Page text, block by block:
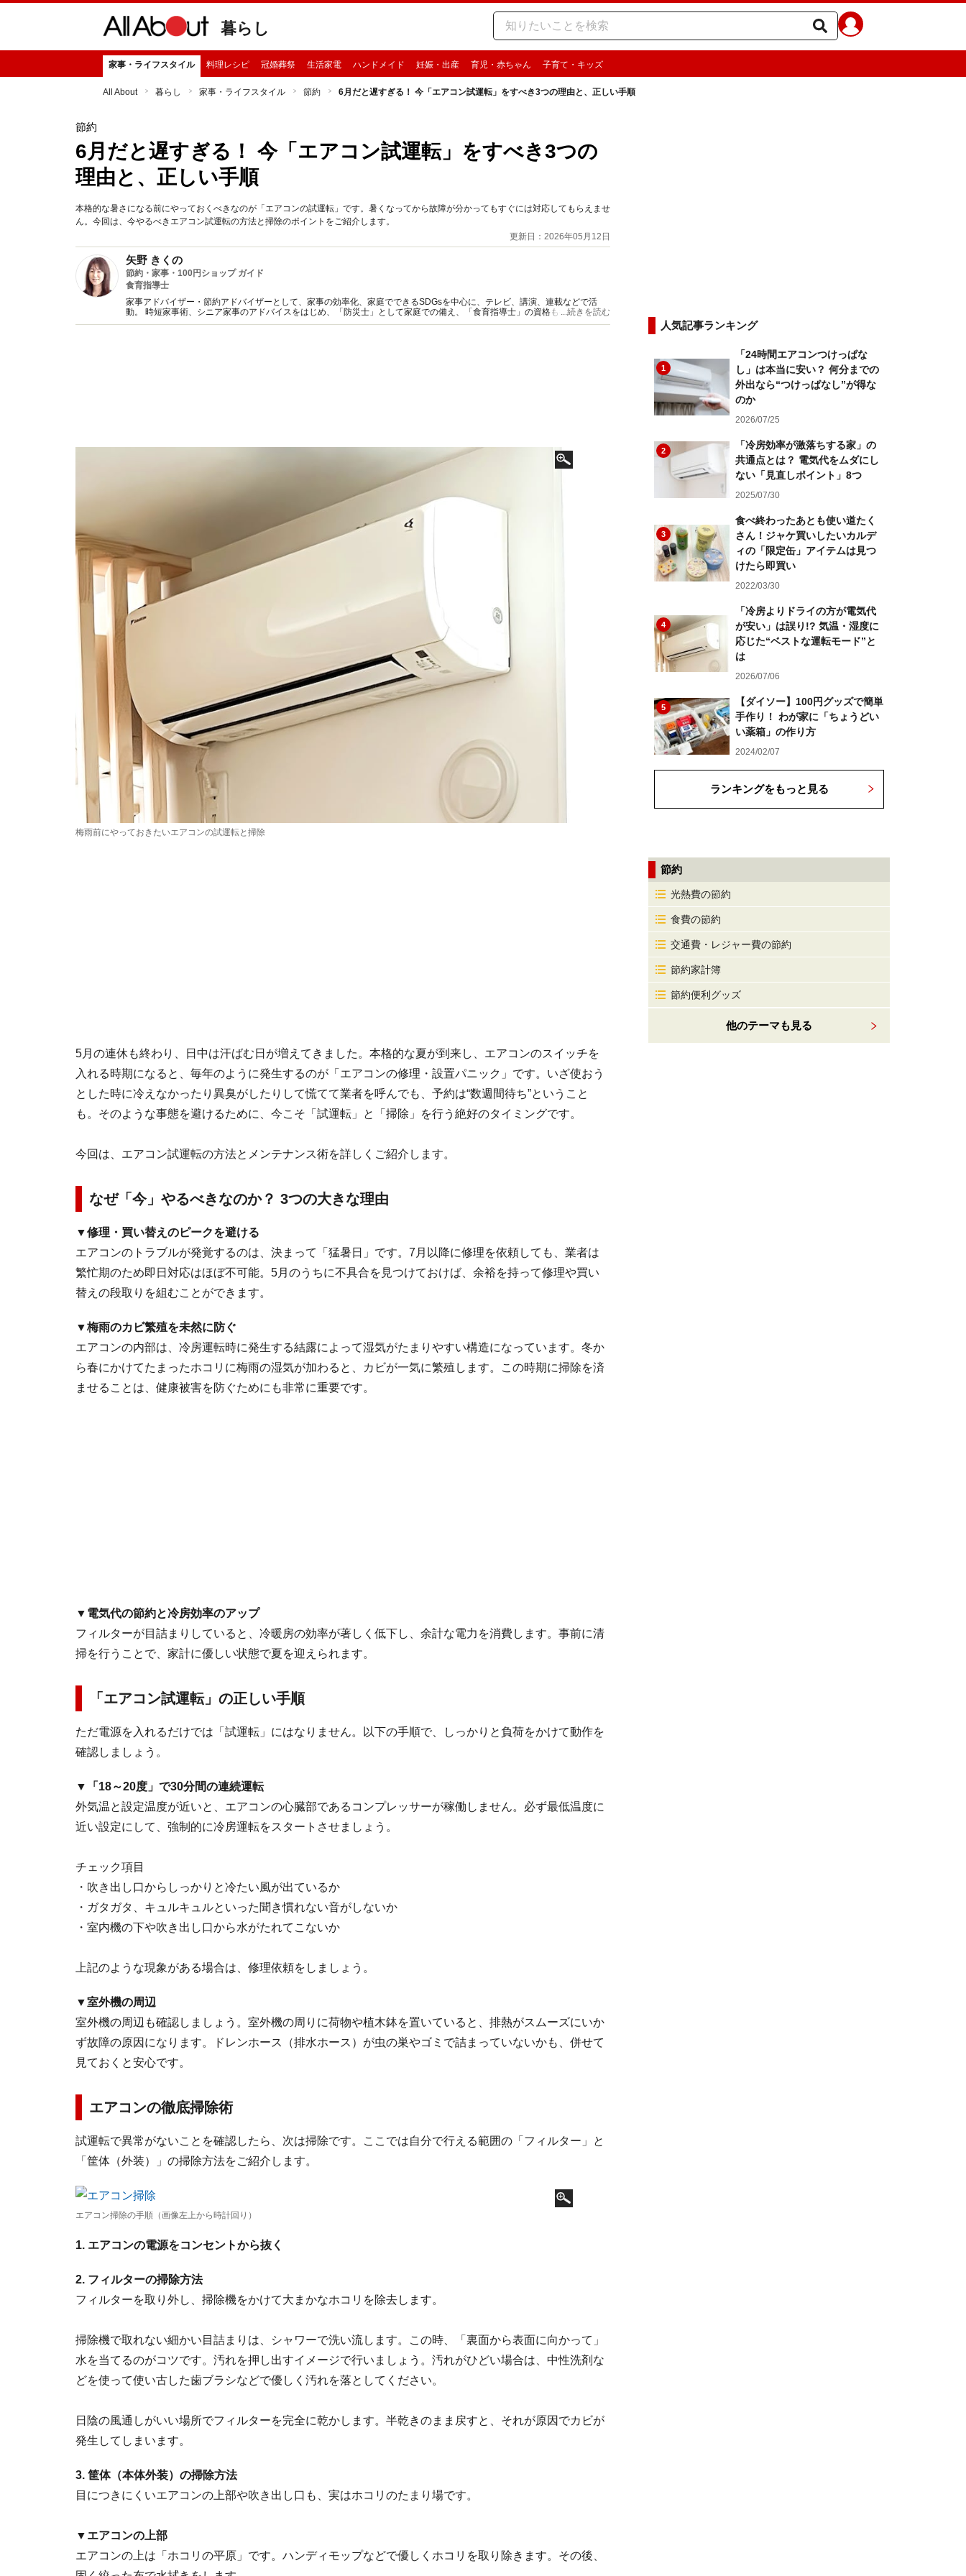
暮らし
家事・ライフスタイル 料理レシピ 冠婚葬祭 生活家電 ハンドメイド 妊娠・出産 育児・赤ちゃん 子育て・キッズ
All About 暮らし 家事・ライフスタイル 節約 6月だと遅すぎる！ 今「エアコン試運転」をすべき3つの理由と、正しい手順
節約
6月だと遅すぎる！ 今「エアコン試運転」をすべき3つの
理由と、正しい手順
本格的な暑さになる前にやっておくべきなのが「エアコンの試運転」です。暑くなってから故障が分かってもすぐには対応してもらえませ
ん。今回は、今やるべきエアコン試運転の方法と掃除のポイントをご紹介します。
更新日：2026年05月12日
矢野 きくの
節約・家事・100円ショップ ガイド
食育指導士
家事アドバイザー・節約アドバイザーとして、家事の効率化、家庭でできるSDGsを中心に、テレビ、講演、連載などで活
動。 時短家事術、シニア家事のアドバイスをはじめ、「防災士」として家庭での備え、「食育指導士」の資格も持ち食品ロ
ス削減をテーマにした講演など【著書】シンプルライフの節約リスト（講談社）他。
...続きを読む
梅雨前にやっておきたいエアコンの試運転と掃除
5月の連休も終わり、日中は汗ばむ日が増えてきました。本格的な夏が到来し、エアコンのスイッチを
入れる時期になると、毎年のように発生するのが「エアコンの修理・設置パニック」です。いざ使おう
とした時に冷えなかったり異臭がしたりして慌てて業者を呼んでも、予約は“数週間待ち”ということ
も。そのような事態を避けるために、今こそ「試運転」と「掃除」を行う絶好のタイミングです。
今回は、エアコン試運転の方法とメンテナンス術を詳しくご紹介します。
なぜ「今」やるべきなのか？ 3つの大きな理由
▼修理・買い替えのピークを避ける
エアコンのトラブルが発覚するのは、決まって「猛暑日」です。7月以降に修理を依頼しても、業者は
繁忙期のため即日対応はほぼ不可能。5月のうちに不具合を見つけておけば、余裕を持って修理や買い
替えの段取りを組むことができます。
▼梅雨のカビ繁殖を未然に防ぐ
エアコンの内部は、冷房運転時に発生する結露によって湿気がたまりやすい構造になっています。冬か
ら春にかけてたまったホコリに梅雨の湿気が加わると、カビが一気に繁殖します。この時期に掃除を済
ませることは、健康被害を防ぐためにも非常に重要です。
▼電気代の節約と冷房効率のアップ
フィルターが目詰まりしていると、冷暖房の効率が著しく低下し、余計な電力を消費します。事前に清
掃を行うことで、家計に優しい状態で夏を迎えられます。
「エアコン試運転」の正しい手順
ただ電源を入れるだけでは「試運転」にはなりません。以下の手順で、しっかりと負荷をかけて動作を
確認しましょう。
▼「18～20度」で30分間の連続運転
外気温と設定温度が近いと、エアコンの心臓部であるコンプレッサーが稼働しません。必ず最低温度に
近い設定にして、強制的に冷房運転をスタートさせましょう。
チェック項目
・吹き出し口からしっかりと冷たい風が出ているか
・ガタガタ、キュルキュルといった聞き慣れない音がしないか
・室内機の下や吹き出し口から水がたれてこないか
上記のような現象がある場合は、修理依頼をしましょう。
▼室外機の周辺
室外機の周辺も確認しましょう。室外機の周りに荷物や植木鉢を置いていると、排熱がスムーズにいか
ず故障の原因になります。ドレンホース（排水ホース）が虫の巣やゴミで詰まっていないかも、併せて
見ておくと安心です。
エアコンの徹底掃除術
試運転で異常がないことを確認したら、次は掃除です。ここでは自分で行える範囲の「フィルター」と
「筐体（外装）」の掃除方法をご紹介します。
エアコン掃除の手順（画像左上から時計回り）
1. エアコンの電源をコンセントから抜く
2. フィルターの掃除方法
フィルターを取り外し、掃除機をかけて大まかなホコリを除去します。
掃除機で取れない細かい目詰まりは、シャワーで洗い流します。この時、「裏面から表面に向かって」
水を当てるのがコツです。汚れを押し出すイメージで行いましょう。汚れがひどい場合は、中性洗剤な
どを使って使い古した歯ブラシなどで優しく汚れを落としてください。
日陰の風通しがいい場所でフィルターを完全に乾かします。半乾きのまま戻すと、それが原因でカビが
発生してしまいます。
3. 筐体（本体外装）の掃除方法
目につきにくいエアコンの上部や吹き出し口も、実はホコリのたまり場です。
▼エアコンの上部
エアコンの上は「ホコリの平原」です。ハンディモップなどで優しくホコリを取り除きます。その後、
人気記事ランキング
1
「24時間エアコンつけっぱな
し」は本当に安い？ 何分までの
外出なら“つけっぱなし”が得な
のか
2026/07/25
2
「冷房効率が激落ちする家」の
共通点とは？ 電気代をムダにし
ない「見直しポイント」8つ
2025/07/30
3
食べ終わったあとも使い道たく
さん！ジャケ買いしたいカルデ
ィの「限定缶」アイテムは見つ
けたら即買い
2022/03/30
4
「冷房よりドライの方が電気代
が安い」は誤り!? 気温・湿度に
応じた“ベストな運転モード”と
は
2026/07/06
5
【ダイソー】100円グッズで簡単
手作り！ わが家に「ちょうどい
い薬箱」の作り方
2024/02/07
ランキングをもっと見る
節約
光熱費の節約
食費の節約
交通費・レジャー費の節約
節約家計簿
節約便利グッズ
他のテーマも見る